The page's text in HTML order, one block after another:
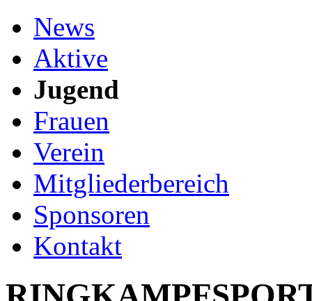
News
Aktive
Jugend
Frauen
Verein
Mitgliederbereich
Sponsoren
Kontakt